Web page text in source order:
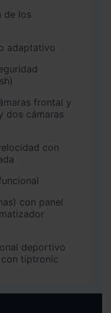
de los
adaptativo
frontal y
dos cámaras
con
con panel
deportivo
tiptronic